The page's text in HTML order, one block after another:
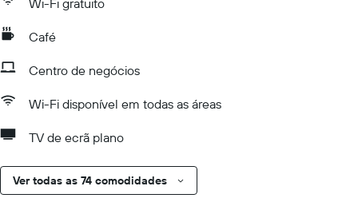
Wi-Fi gratuito
Café
Centro de negócios
Wi-Fi disponível em todas as áreas
TV de ecrã plano
Ver todas as 74 comodidades